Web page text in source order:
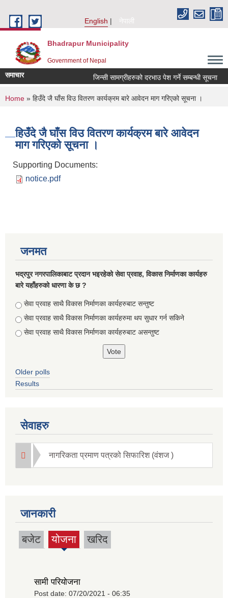
English
नेपाली
Bhadrapur Municipality
Government of Nepal
समाचार जिन्सी सामग्रीहरुको दरभाउ पेश गर्ने सम्बन्धी सूचना
You are here
Home » हिउँदे जै घाँस विउ वितरण कार्यक्रम बारे आवेदन माग गरिएको सूचना ।
हिउँदे जै घाँस विउ वितरण कार्यक्रम बारे आवेदन
माग गरिएको सूचना ।
Supporting Documents:
notice.pdf
जनमत
भद्रपुर नगरपालिकाबाट प्रदान भइरहेको सेवा प्रवाह, विकास निर्माणका कार्यहरु
बारे यहाँहरुको धारणा के छ ?
Choices
सेवा प्रवाह साथै विकास निर्माणका कार्यहरुबाट सन्तुष्ट
सेवा प्रवाह साथै विकास निर्माणका कार्यहरुमा थप सुधार गर्न सकिने
सेवा प्रवाह साथै विकास निर्माणका कार्यहरुबाट असन्तुष्ट
Older polls
Results
सेवाहरु
नागरिकता प्रमाण पत्रको सिफारिश (वंशज )
जानकारी
बजेट योजना
(active
खरिद
सामी परियोजना
Post date: 07/20/2021 - 06:35